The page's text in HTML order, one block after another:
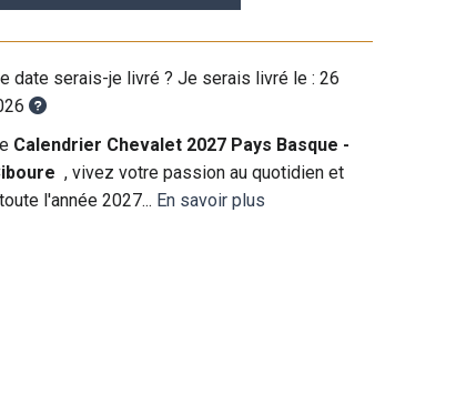
date serais-je livré ? Je serais livré le :26
Calendrier Chevalet 2027 Pays Basque -
, vivez votre passion au quotidien et
l'année 2027... En savoir plus